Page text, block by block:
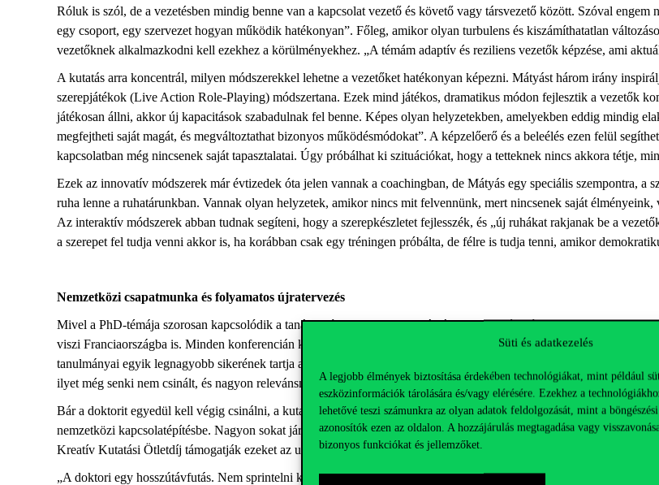
Süti és adatkezelés
A legjobb élmények biztosítása érdekében technológiákat, mint például
eszközinformációk tárolására és/vagy elérésére. Ezekhez a
lehetővé teszi számunkra az olyan adatok feldolgozását, mint a
azonosítók ezen az oldalon. A hozzájárulás megtagadása vagy
bizonyos funkciókat és jellemzőket.
Róluk is szól, de a vezetésben mindig benne van a kapcsolat vezető és követő vagy társvezető között. Szóval engem
egy csoport, egy szervezet hogyan működik hatékonyan”. Főleg, amikor olyan turbulens és kiszámíthatatlan
vezetőknek alkalmazkodni kell ezekhez a körülményekhez. „A témám adaptív és reziliens vezetők képzése, ami
A kutatás arra koncentrál, milyen módszerekkel lehetne a vezetőket hatékonyan képezni. Mátyást három irány
szerepjátékok (Live Action Role-Playing) módszertana. Ezek mind játékos, dramatikus módon fejlesztik a vezetők
játékosan állni, akkor új kapacitások szabadulnak fel benne. Képes olyan helyzetekben, amelyekben eddig mindig
megfejtheti saját magát, és megváltoztathat bizonyos működésmódokat”. A képzelőerő és a beleélés ezen felül
kapcsolatban még nincsenek saját tapasztalatai. Úgy próbálhat ki szituációkat, hogy a tetteknek nincs akkora tétje,
Ezek az innovatív módszerek már évtizedek óta jelen vannak a coachingban, de Mátyás egy speciális szempontra, a
ruha lenne a ruhatárunkban. Vannak olyan helyzetek, amikor nincs mit felvennünk, mert nincsenek saját
Az interaktív módszerek abban tudnak segíteni, hogy a szerepkészletet fejlesszék, és „új ruhákat rakjanak be a
a szerepet fel tudja venni akkor is, ha korábban csak egy tréningen próbálta, de félre is tudja tenni, amikor
Nemzetközi csapatmunka és folyamatos újratervezés
Mivel a PhD-témája szorosan kapcsolódik a tanácsadói gyakorlathoz, Mátyás egy konkrét módszertant is fejleszt a
viszi Franciaországba is. Minden konferencián kapott értékes visszajelzéseket. Az egyik rangos konferencián
tanulmányai egyik legnagyobb sikerének tartja a visszajelzést, amit kapott. „Az egyik professzornak felvázoltam a
ilyet még senki nem csinált, és nagyon relevánsnak tartja. Akkor azt éreztem, hogy tényleg rátapintottam valami
Bár a doktorit egyedül kell végig csinálni, a kutatás nemzetközi csapatmunka. „Most éppen egy holland kollégával
nemzetközi kapcsolatépítésbe. Nagyon sokat jár konferenciákra is, ebben a félévben például hat helyre utazik. A
Kreatív Kutatási Ötletdíj támogatják ezeket az utazásokat, amik egy hosszú út állomásai.
„A doktori egy hosszútávfutás. Nem sprintelni kell tudni, hanem négy év alatt elérni bizonyos célokat. Fel kell